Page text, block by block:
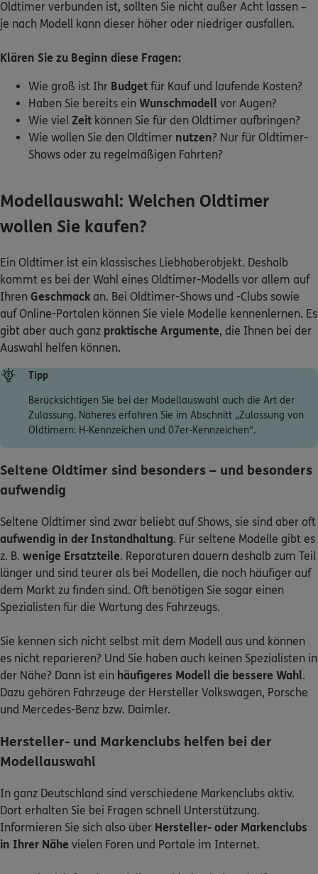
ERGO Berater finden
Oldtimer verbunden ist, sollten Sie nicht außer Acht lassen –
je nach Modell kann dieser höher oder niedriger ausfallen.
Klären Sie zu Beginn diese Fragen:
Wie groß ist Ihr Budget für Kauf und laufende Kosten?
Haben Sie bereits ein Wunschmodell vor Augen?
Wie viel Zeit können Sie für den Oldtimer aufbringen?
Wie wollen Sie den Oldtimer nutzen? Nur für Oldtimer-
Shows oder zu regelmäßigen Fahrten?
Modellauswahl: Welchen Oldtimer
wollen Sie kaufen?
Ein Oldtimer ist ein klassisches Liebhaberobjekt. Deshalb
kommt es bei der Wahl eines Oldtimer-Modells vor allem auf
Ihren Geschmack an. Bei Oldtimer-Shows und -Clubs sowie
auf Online-Portalen können Sie viele Modelle kennenlernen. Es
gibt aber auch ganz praktische Argumente, die Ihnen bei der
Auswahl helfen können.
Tipp
Berücksichtigen Sie bei der Modellauswahl auch die Art der
Zulassung. Näheres erfahren Sie im Abschnitt „Zulassung von
Oldtimern: H-Kennzeichen und 07er-Kennzeichen“.
Seltene Oldtimer sind besonders – und besonders
aufwendig
Seltene Oldtimer sind zwar beliebt auf Shows, sie sind aber oft
aufwendig in der Instandhaltung. Für seltene Modelle gibt es
z. B. wenige Ersatzteile. Reparaturen dauern deshalb zum Teil
länger und sind teurer als bei Modellen, die noch häufiger auf
dem Markt zu finden sind. Oft benötigen Sie sogar einen
Spezialisten für die Wartung des Fahrzeugs.
Sie kennen sich nicht selbst mit dem Modell aus und können
es nicht reparieren? Und Sie haben auch keinen Spezialisten in
der Nähe? Dann ist ein häufigeres Modell die bessere Wahl.
Dazu gehören Fahrzeuge der Hersteller Volkswagen, Porsche
und Mercedes-Benz bzw. Daimler.
Hersteller- und Markenclubs helfen bei der
Modellauswahl
In ganz Deutschland sind verschiedene Markenclubs aktiv.
Dort erhalten Sie bei Fragen schnell Unterstützung.
Informieren Sie sich also über Hersteller- oder Markenclubs
in Ihrer Nähe vielen Foren und Portale im Internet.